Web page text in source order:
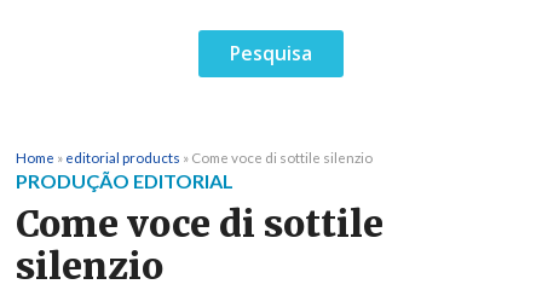
Home » editorial products » Come voce di sottile silenzio
PRODUÇÃO EDITORIAL
Come voce di sottile
silenzio